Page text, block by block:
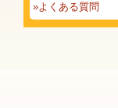
»よくある質問